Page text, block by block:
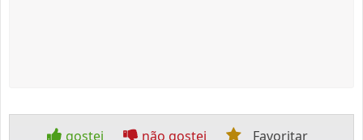
gostei não gostei Favoritar